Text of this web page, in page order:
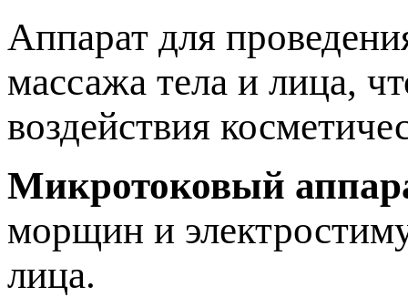
Аппарат для
массажа тела и лица,
воздействия
Микротоковый
морщин и
лица.